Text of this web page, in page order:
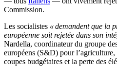
Commission.
Les socialistes « demandent que la
européenne soit rejetée dans son
Nardella, coordinateur du groupe
européens (S&D) pour l’agriculture,
coupes budgétaires et la perte des